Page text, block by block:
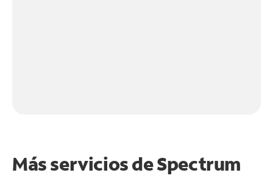
Más servicios de Spectrum